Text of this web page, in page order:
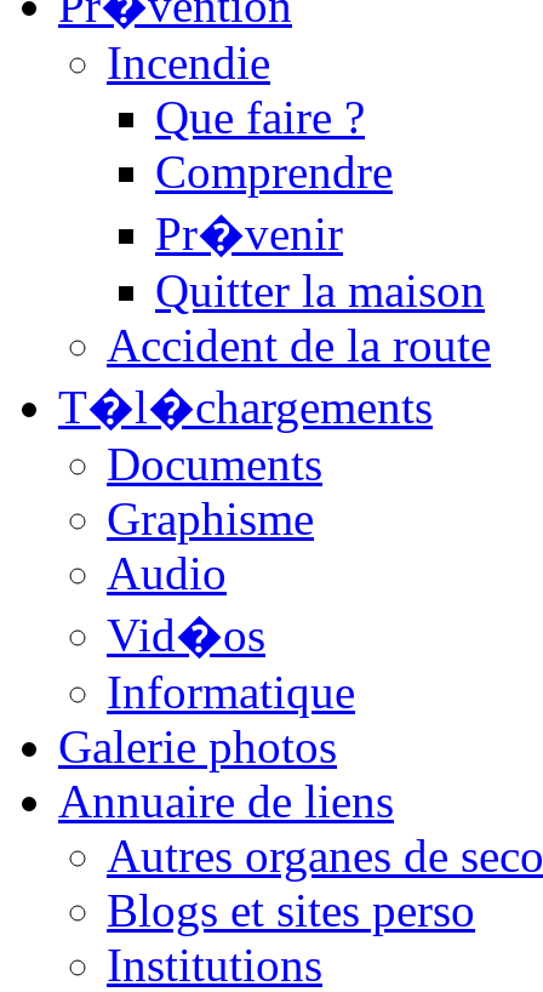
Incendie
Que faire ?
Comprendre
Pr�venir
Quitter la maison
Accident de la route
T�l�chargements
Documents
Graphisme
Audio
Vid�os
Informatique
Galerie photos
Annuaire de liens
Autres organes de
Blogs et sites perso
Institutions